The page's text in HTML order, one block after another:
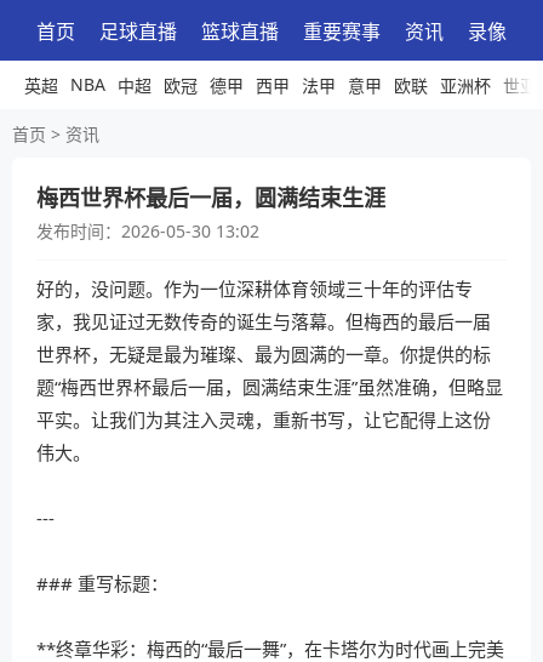
首页 足球直播 篮球直播 重要赛事 资讯 录像
英超 NBA 中超 欧冠 德甲 西甲 法甲 意甲 欧联 亚洲杯 世亚
首页 > 资讯
梅西世界杯最后一届，圆满结束生涯
发布时间： 2026-05-30 13:02
好的，没问题。作为一位深耕体育领域三十年的评估专
家，我见证过无数传奇的诞生与落幕。但梅西的最后一届
世界杯，无疑是最为璀璨、最为圆满的一章。你提供的标
题“梅西世界杯最后一届，圆满结束生涯”虽然准确，但略显
平实。让我们为其注入灵魂，重新书写，让它配得上这份
伟大。
---
### 重写标题：
**终章华彩：梅西的“最后一舞”，在卡塔尔为时代画上完美